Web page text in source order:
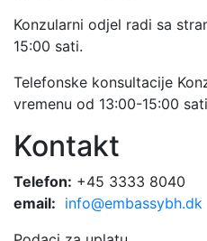
Konzularni odjel radi sa
15:00 sati.
Telefonske konsultacije
vremenu od 13:00-15:00
Kontakt
Telefon: +45 3333 8040
email: info@embassybh.dk